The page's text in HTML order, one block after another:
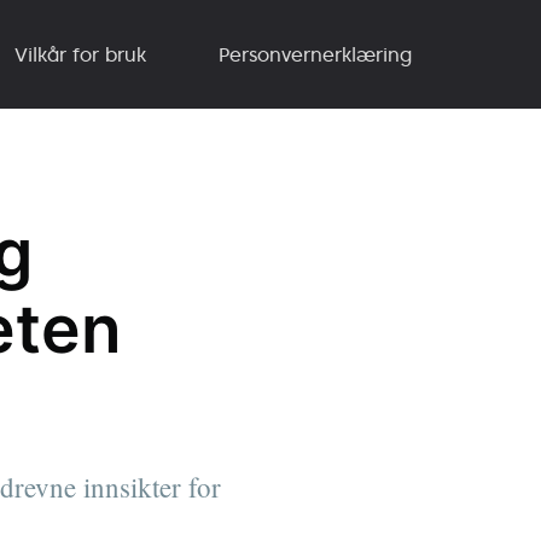
Vilkår for bruk Personvernerklæring
innsikter for